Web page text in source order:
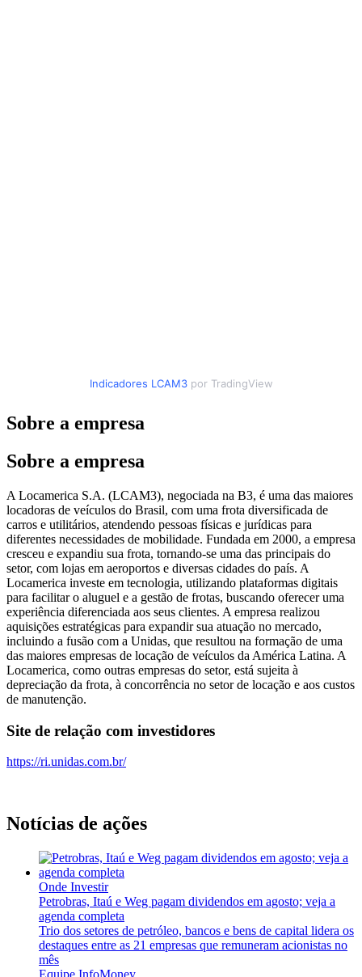
Indicadores LCAM3 por TradingView
Sobre a empresa
Sobre a empresa
A Locamerica S.A. (LCAM3), negociada na B3, é uma das maiores
locadoras de veículos do Brasil, com uma frota diversificada de
carros e utilitários, atendendo pessoas físicas e jurídicas para
diferentes necessidades de mobilidade. Fundada em 2000, a empresa
cresceu e expandiu sua frota, tornando-se uma das principais do
setor, com lojas em aeroportos e diversas cidades do país. A
Locamerica investe em tecnologia, utilizando plataformas digitais
para facilitar o aluguel e a gestão de frotas, buscando oferecer uma
experiência diferenciada aos seus clientes. A empresa realizou
aquisições estratégicas para expandir sua atuação no mercado,
incluindo a fusão com a Unidas, que resultou na formação de uma
das maiores empresas de locação de veículos da América Latina. A
Locamerica, como outras empresas do setor, está sujeita à
depreciação da frota, à concorrência no setor de locação e aos custos
de manutenção.
Site de relação com investidores
https://ri.unidas.com.br/
Notícias de ações
Onde Investir
Petrobras, Itaú e Weg pagam dividendos em agosto; veja a
agenda completa
Trio dos setores de petróleo, bancos e bens de capital lidera os
destaques entre as 21 empresas que remuneram acionistas no
mês